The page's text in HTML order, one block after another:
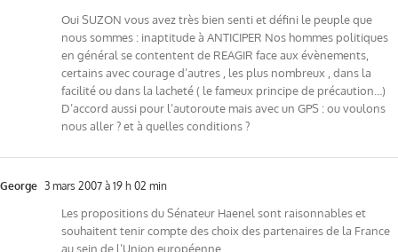
Oui SUZON vous avez très bien senti et défini le peuple que
nous sommes : inaptitude à ANTICIPER Nos hommes politiques
en général se contentent de REAGIR face aux évènements,
certains avec courage d’autres , les plus nombreux , dans la
facilité ou dans la lacheté ( le fameux principe de précaution…)
D’accord aussi pour l’autoroute mais avec un GPS : ou voulons
nous aller ? et à quelles conditions ?
George 3 mars 2007 à 19 h 02 min
Les propositions du Sénateur Haenel sont raisonnables et
souhaitent tenir compte des choix des partenaires de la France
au sein de l’Union européenne.